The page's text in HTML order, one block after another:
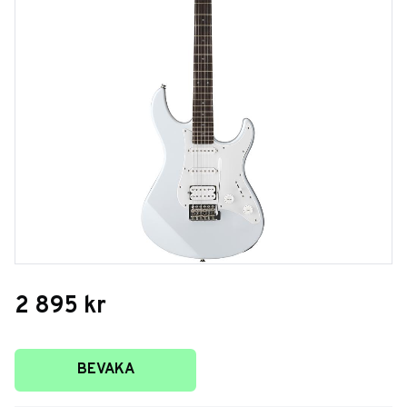
2 895 kr
Lägg till i favoriter
BEVAKA